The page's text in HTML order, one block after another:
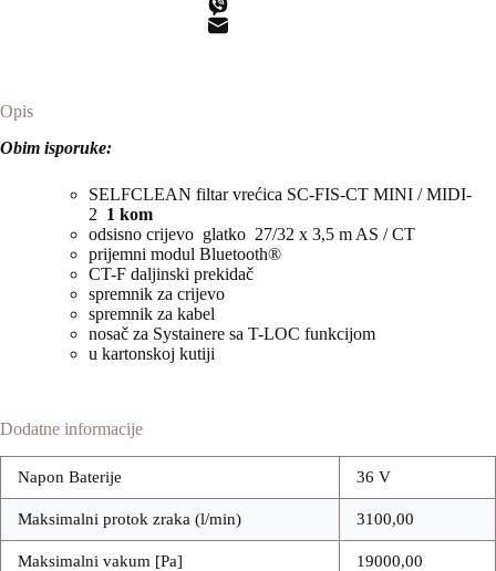
Opis
Obim isporuke:
SELFCLEAN filtar vrećica SC-FIS-CT MINI / MIDI-
2 1 kom
odsisno crijevo glatko 27/32 x 3,5 m AS / CT
prijemni modul Bluetooth®
CT-F daljinski prekidač
spremnik za crijevo
spremnik za kabel
nosač za Systainere sa T-LOC funkcijom
u kartonskoj kutiji
Dodatne informacije
Napon Baterije 36 V
Maksimalni protok zraka (l/min) 3100,00
Maksimalni vakum [Pa] 19000,00